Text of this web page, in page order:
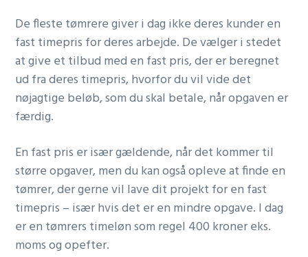
De fleste tømrere giver i dag ikke deres kunder en
fast timepris for deres arbejde. De vælger i stedet
at give et tilbud med en fast pris, der er beregnet
ud fra deres timepris, hvorfor du vil vide det
nøjagtige beløb, som du skal betale, når opgaven er
færdig.
En fast pris er især gældende, når det kommer til
større opgaver, men du kan også opleve at finde en
tømrer, der gerne vil lave dit projekt for en fast
timepris – især hvis det er en mindre opgave. I dag
er en tømrers timeløn som regel 400 kroner eks.
moms og opefter.